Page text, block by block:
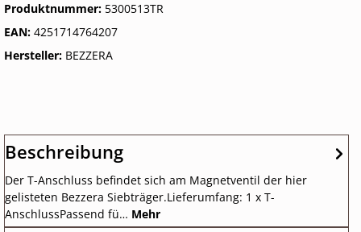
Produktnummer: 5300513TR
EAN: 4251714764207
Hersteller: BEZZERA
Beschreibung
Der T-Anschluss befindet sich am Magnetventil der hier
gelisteten Bezzera Siebträger.Lieferumfang: 1 x T-
AnschlussPassend fü… Mehr